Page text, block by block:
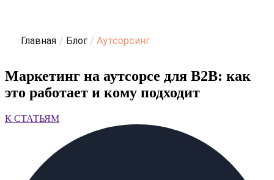
Главная / Блог / Аутсорсинг
Маркетинг на аутсорсе для B2B: как
это работает и кому подходит
К СТАТЬЯМ